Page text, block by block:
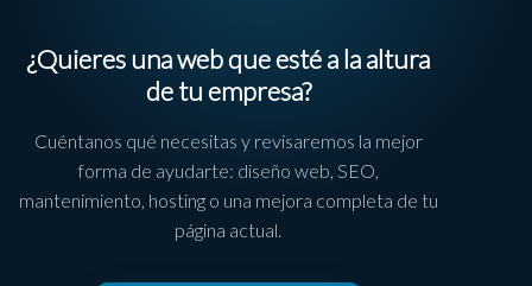
¿Quieres una web que esté a la altura
de tu empresa?
Cuéntanos qué necesitas y revisaremos la mejor
forma de ayudarte: diseño web, SEO,
mantenimiento, hosting o una mejora completa de tu
página actual.